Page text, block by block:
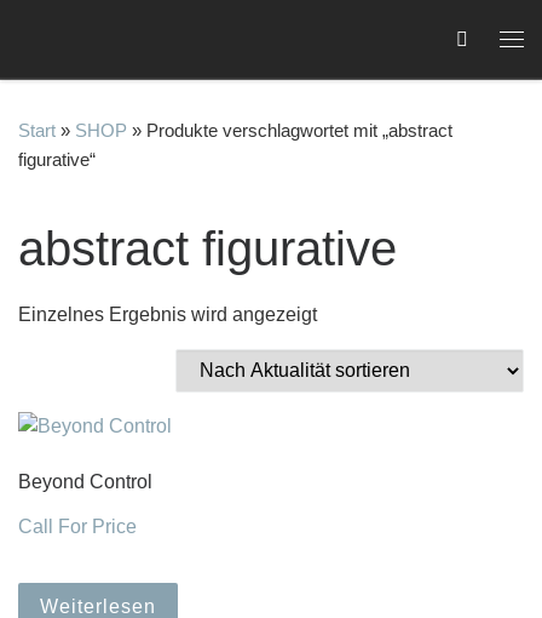
Start » SHOP » Produkte verschlagwortet mit „abstract
figurative“
abstract figurative
Einzelnes Ergebnis wird angezeigt
Beyond Control
Call For Price
Weiterlesen